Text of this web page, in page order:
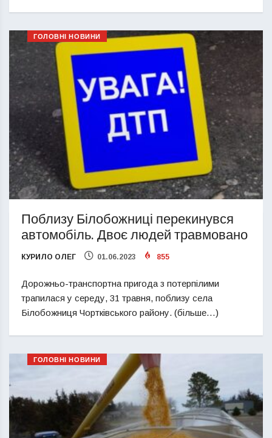
ГОЛОВНІ НОВИНИ
Поблизу Білобожниці перекинувся
автомобіль. Двоє людей травмовано
КУРИЛО ОЛЕГ 01.06.2023 855
Дорожньо-транспортна пригода з потерпілими
трапилася у середу, 31 травня, поблизу села
Білобожниця Чортківського району. (більше…)
ГОЛОВНІ НОВИНИ